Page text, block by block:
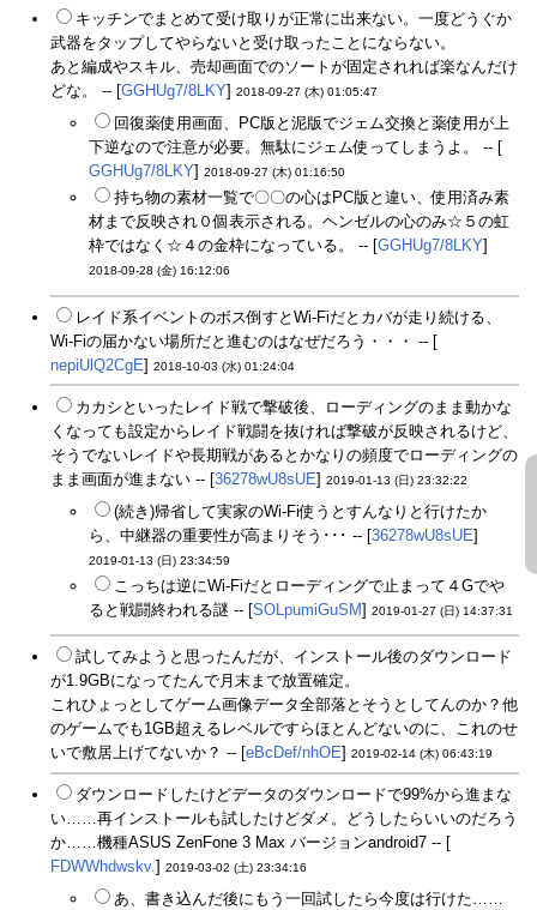
キッチンでまとめて受け取りが正常に出来ない。一度どうぐか
武器をタップしてやらないと受け取ったことにならない。
あと編成やスキル、売却画面でのソートが固定されれば楽なんだけ
どな。 -- [GGHUg7/8LKY] 2018-09-27 (木) 01:05:47
回復薬使用画面、PC版と泥版でジェム交換と薬使用が上
下逆なので注意が必要。無駄にジェム使ってしまうよ。 -- [
GGHUg7/8LKY] 2018-09-27 (木) 01:16:50
持ち物の素材一覧で〇〇の心はPC版と違い、使用済み素
材まで反映され０個表示される。ヘンゼルの心のみ☆５の虹
枠ではなく☆４の金枠になっている。 -- [GGHUg7/8LKY]
2018-09-28 (金) 16:12:06
レイド系イベントのボス倒すとWi-Fiだとカバが走り続ける、
Wi-Fiの届かない場所だと進むのはなぜだろう・・・ -- [
nepiUlQ2CgE] 2018-10-03 (水) 01:24:04
カカシといったレイド戦で撃破後、ローディングのまま動かな
くなっても設定からレイド戦闘を抜ければ撃破が反映されるけど、
そうでないレイドや長期戦があるとかなりの頻度でローディングの
まま画面が進まない -- [36278wU8sUE] 2019-01-13 (日) 23:32:22
(続き)帰省して実家のWi-Fi使うとすんなりと行けたか
ら、中継器の重要性が高まりそう･･･ -- [36278wU8sUE]
2019-01-13 (日) 23:34:59
こっちは逆にWi-Fiだとローディングで止まって４Gでや
ると戦闘終われる謎 -- [SOLpumiGuSM] 2019-01-27 (日) 14:37:31
試してみようと思ったんだが、インストール後のダウンロード
が1.9GBになってたんで月末まで放置確定。
これひょっとしてゲーム画像データ全部落とそうとしてんのか？他
のゲームでも1GB超えるレベルですらほとんどないのに、これのせ
いで敷居上げてないか？ -- [eBcDef/nhOE] 2019-02-14 (木) 06:43:19
ダウンロードしたけどデータのダウンロードで99%から進まな
い……再インストールも試したけどダメ。どうしたらいいのだろう
か……機種ASUS ZenFone 3 Max バージョンandroid7 -- [
FDWWhdwskv.] 2019-03-02 (土) 23:34:16
あ、書き込んだ後にもう一回試したら今度は行けた……